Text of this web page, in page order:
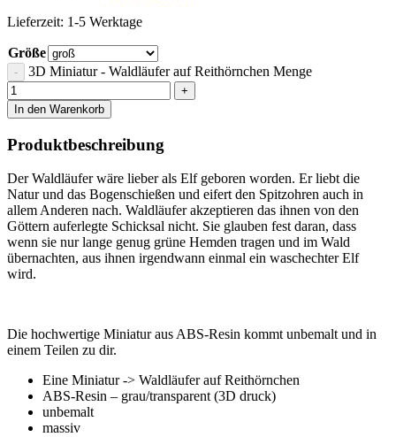
Lieferzeit: 1-5 Werktage
Größe
3D Miniatur - Waldläufer auf Reithörnchen Menge
In den Warenkorb
Produktbeschreibung
Der Waldläufer wäre lieber als Elf geboren worden. Er liebt die
Natur und das Bogenschießen und eifert den Spitzohren auch in
allem Anderen nach. Waldläufer akzeptieren das ihnen von den
Göttern auferlegte Schicksal nicht. Sie glauben fest daran, dass
wenn sie nur lange genug grüne Hemden tragen und im Wald
übernachten, aus ihnen irgendwann einmal ein waschechter Elf
wird.
Die hochwertige Miniatur aus ABS-Resin kommt unbemalt und in
einem Teilen zu dir.
Eine Miniatur -> Waldläufer auf Reithörnchen
ABS-Resin – grau/transparent (3D druck)
unbemalt
massiv